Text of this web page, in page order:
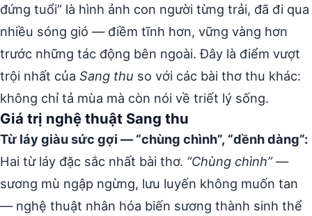
đứng tuổi” là hình ảnh con người từng trải, đã đi qua
nhiều sóng gió — điềm tĩnh hơn, vững vàng hơn
trước những tác động bên ngoài. Đây là điểm vượt
trội nhất của Sang thu so với các bài thơ thu khác:
không chỉ tả mùa mà còn nói về triết lý sống.
Giá trị nghệ thuật Sang thu
Từ láy giàu sức gợi — “chùng chình”, “dềnh dàng”:
Hai từ láy đặc sắc nhất bài thơ. “Chùng chình”—
sương mù ngập ngừng, lưu luyến không muốn tan
— nghệ thuật nhân hóa biến sương thành sinh thể